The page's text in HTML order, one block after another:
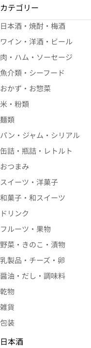
カテゴリー
日本酒・焼酎・梅酒
ワイン・洋酒・ビール
肉・ハム・ソーセージ
魚介類・シーフード
おかず・お惣菜
米・粉類
麺類
パン・ジャム・シリアル
缶詰・瓶詰・レトルト
おつまみ
スイーツ・洋菓子
和菓子・和スイーツ
ドリンク
フルーツ・果物
野菜・きのこ・漬物
乳製品・チーズ・卵
醤油・だし・調味料
乾物
雑貨
包装
日本酒